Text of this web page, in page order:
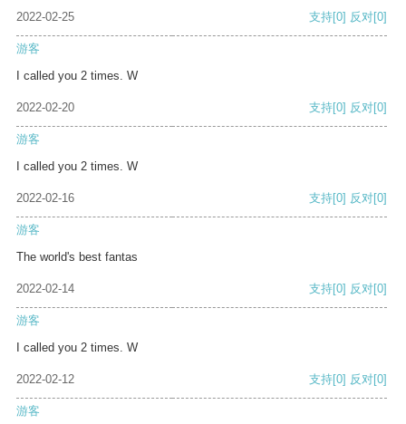
2022-02-25 支持[0] 反对[0]
游客
I called you 2 times. W
2022-02-20 支持[0] 反对[0]
游客
I called you 2 times. W
2022-02-16 支持[0] 反对[0]
游客
The world's best fantas
2022-02-14 支持[0] 反对[0]
游客
I called you 2 times. W
2022-02-12 支持[0] 反对[0]
游客